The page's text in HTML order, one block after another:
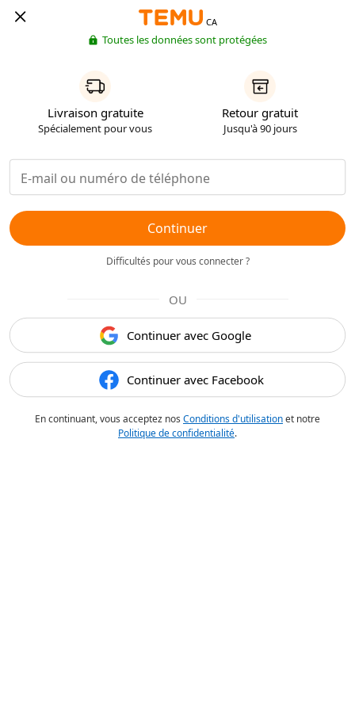
CA
Toutes les données sont protégées
Livraison gratuite
Spécialement pour vous
Retour gratuit
Jusqu'à 90 jours
Continuer
Difficultés pour vous connecter ?
OU
Continuer avec Google
Continuer avec Facebook
En continuant, vous acceptez nos Conditions d'utilisationet notre
Politique de confidentialité.